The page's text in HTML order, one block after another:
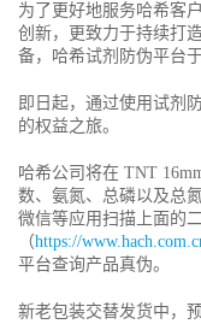
为了更好地服务哈希客
创新，更致力于持续打
备，哈希试剂防伪平台
即日起，通过使用试剂
的权益之旅。
哈希公司将在 TNT
数、氨氮、总磷以及总
微信等应用扫描上面的
（https://
平台查询产品真伪。
新老包装交替发货中，